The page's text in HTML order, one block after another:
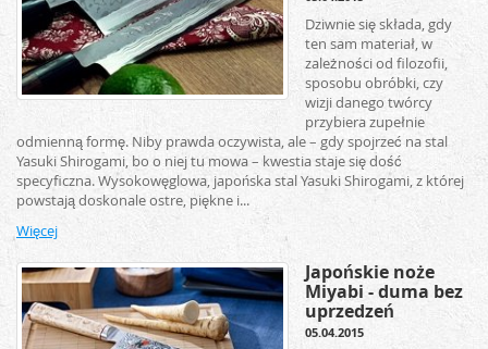
Dziwnie się składa, gdy
ten sam materiał, w
zależności od filozofii,
sposobu obróbki, czy
wizji danego twórcy
przybiera zupełnie
odmienną formę. Niby prawda oczywista, ale – gdy spojrzeć na stal
Yasuki Shirogami, bo o niej tu mowa – kwestia staje się dość
specyficzna. Wysokowęglowa, japońska stal Yasuki Shirogami, z której
powstają doskonale ostre, piękne i...
Więcej
Japońskie noże
Miyabi - duma bez
uprzedzeń
05.04.2015